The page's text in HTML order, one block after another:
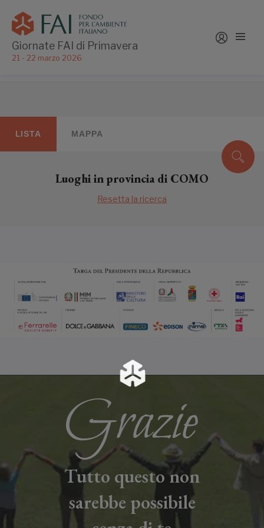
Giornate FAI di Primavera
21 - 22 marzo 2026
LISTA MAPPA
Luoghi in provincia di COMO
Resetta la ricerca
Tutto questo non
sarebbe possibile